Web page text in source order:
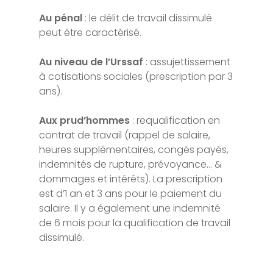
Au pénal : le délit de travail dissimulé
peut être caractérisé.
Au niveau de l’Urssaf : assujettissement
à cotisations sociales (prescription par 3
ans).
Aux prud’hommes : requalification en
contrat de travail (rappel de salaire,
heures supplémentaires, congés payés,
indemnités de rupture, prévoyance… &
dommages et intérêts). La prescription
est d’1 an et 3 ans pour le paiement du
salaire. Il y a également une indemnité
de 6 mois pour la qualification de travail
dissimulé.